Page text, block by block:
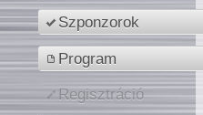
Szponzorok
Program
Regisztráció